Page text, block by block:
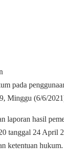
pada
Minggu (6/6/
hasil
tanggal 24 April
ketentuan hukum.